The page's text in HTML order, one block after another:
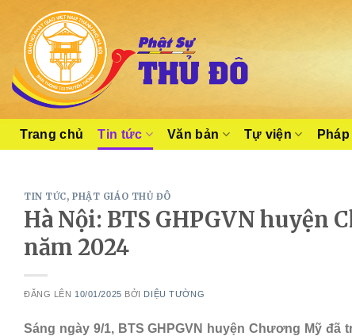
content
Trang chủ Tin tức Văn bản Tự viện
TIN TỨC,PHẬT GIÁO THỦ ĐÔ
Hà Nội: BTS GHPGVN huyện
năm 2024
ĐĂNG LÊN 10/01/2025 BỞI DIỆU TƯỜNG
Sáng ngày 9/1, BTS GHPGVN huyện Chương Mỹ